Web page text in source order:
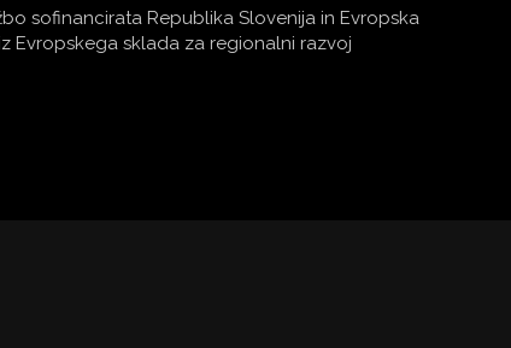
sofinancirata Republika Slovenija in Evropska
Evropskega sklada za regionalni razvoj